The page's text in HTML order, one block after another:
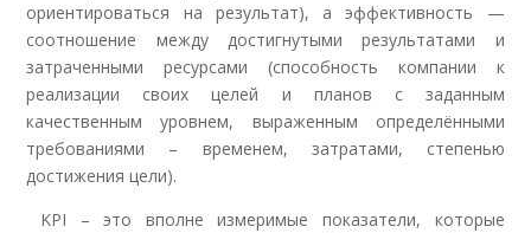
ориентироваться на результат), а эффективность —
соотношение между достигнутыми результатами и
затраченными ресурсами (способность компании к
реализации своих целей и планов с заданным
качественным уровнем, выраженным определёнными
требованиями – временем, затратами, степенью
достижения цели).
KPI – это вполне измеримые показатели, которые